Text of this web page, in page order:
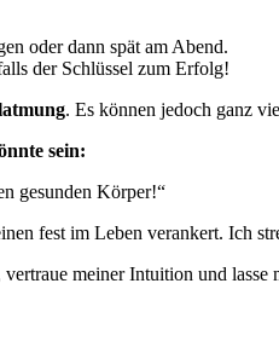
oder dann spät am Abend.
der Schlüssel zum Erfolg!
. Es können jedoch ganz
sein:
gesunden Körper!“
fest im Leben verankert. Ich
meiner Intuition und lasse